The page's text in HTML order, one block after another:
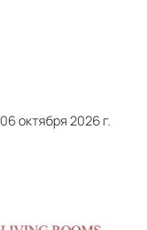
06 октября 2026 г.